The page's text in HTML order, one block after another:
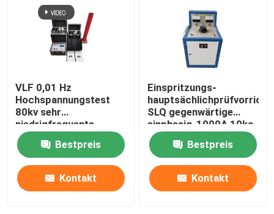
VLF 0,01 Hz
Hochspannungstest
80kv sehr
niedrigfrequente
Wechselstrom-Hypot-
Tester
Bestpreis
Kontakt
Einspritzungs-
SLQ gegenwärtige
einphasig-1000A 10ka
Bestpreis
Kontakt